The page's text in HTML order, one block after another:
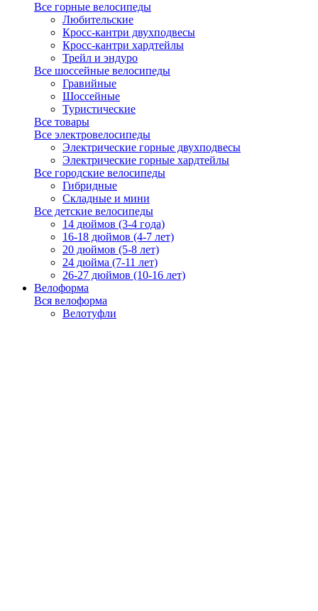
Все горные велосипеды
Любительские
Кросс-кантри двухподвесы
Кросс-кантри хардтейлы
Трейл и эндуро
Все шоссейные велосипеды
Гравийные
Шоссейные
Туристические
Все товары
Все электровелосипеды
Электрические горные двухподвесы
Электрические горные хардтейлы
Все городские велосипеды
Гибридные
Складные и мини
Все детские велосипеды
14 дюймов (3-4 года)
16-18 дюймов (4-7 лет)
20 дюймов (5-8 лет)
24 дюйма (7-11 лет)
26-27 дюймов (10-16 лет)
Велоформа
Вся велоформа
Велотуфли